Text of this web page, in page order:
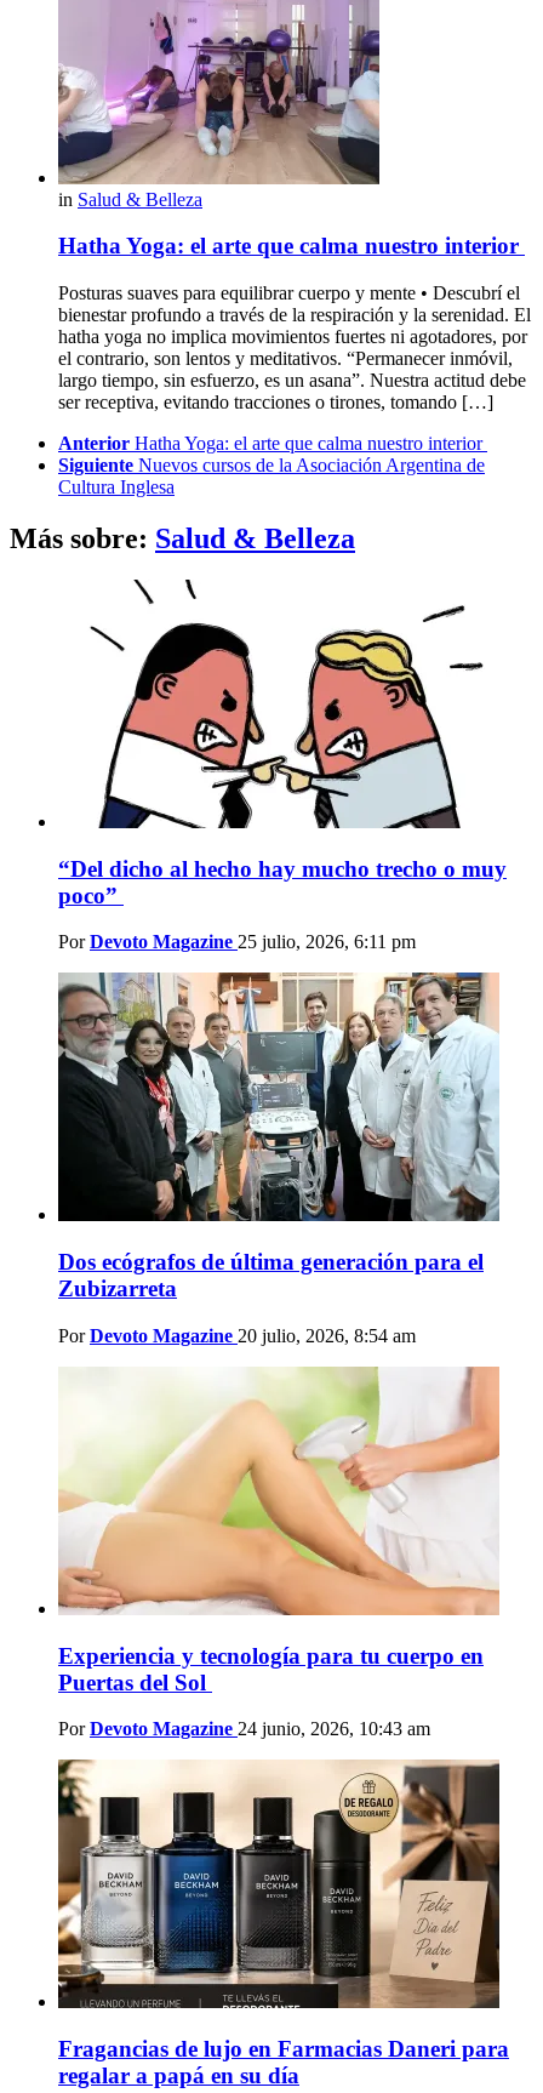
in Salud & Belleza
Hatha Yoga: el arte que calma nuestro interior
Posturas suaves para equilibrar cuerpo y mente • Descubrí el
bienestar profundo a través de la respiración y la serenidad. El
hatha yoga no implica movimientos fuertes ni agotadores, por
el contrario, son lentos y meditativos. “Permanecer inmóvil,
largo tiempo, sin esfuerzo, es un asana”. Nuestra actitud debe
ser receptiva, evitando tracciones o tirones, tomando […]
more
Anterior Hatha Yoga: el arte que calma nuestro interior
Siguiente Nuevos cursos de la Asociación Argentina de
Cultura Inglesa
Más sobre: Salud & Belleza
“Del dicho al hecho hay mucho trecho o muy
poco”
Por Devoto Magazine 25 julio, 2026, 6:11 pm
Dos ecógrafos de última generación para el
Zubizarreta
Por Devoto Magazine 20 julio, 2026, 8:54 am
Experiencia y tecnología para tu cuerpo en
Puertas del Sol
Por Devoto Magazine 24 junio, 2026, 10:43 am
Fragancias de lujo en Farmacias Daneri para
regalar a papá en su día